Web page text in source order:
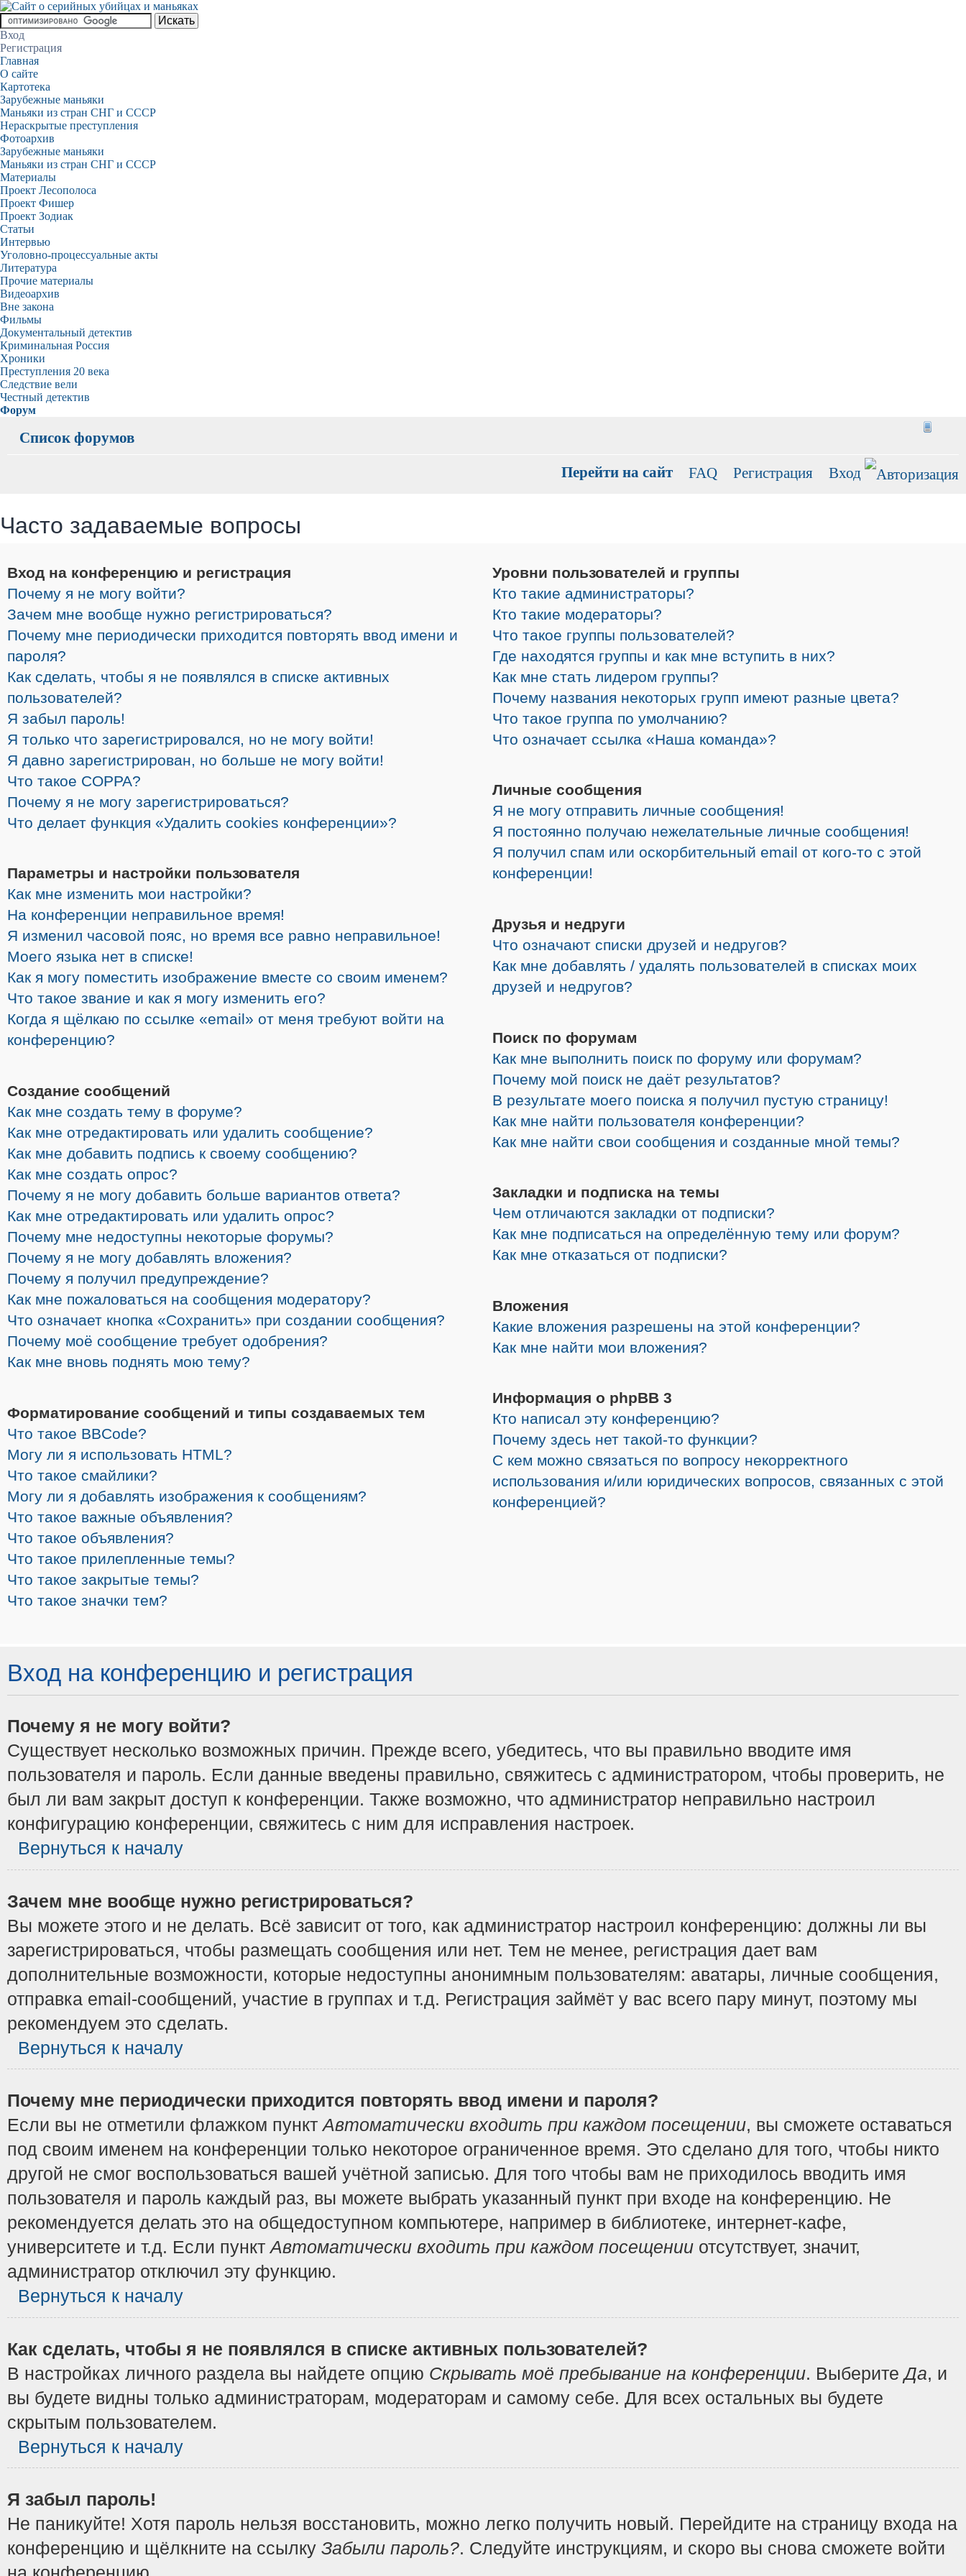
Вход
Регистрация
Главная
О сайте
Картотека
Зарубежные маньяки
Маньяки из стран СНГ и СССР
Нераскрытые преступления
Фотоархив
Зарубежные маньяки
Маньяки из стран СНГ и СССР
Материалы
Проект Лесополоса
Проект Фишер
Проект Зодиак
Статьи
Интервью
Уголовно-процессуальные акты
Литература
Прочие материалы
Видеоархив
Вне закона
Фильмы
Документальный детектив
Криминальная Россия
Хроники
Преступления 20 века
Следствие вели
Честный детектив
Форум
Список форумов
Перейти на сайт FAQ Регистрация Вход
Часто задаваемые вопросы
Вход на конференцию и регистрация
Почему я не могу войти?
Зачем мне вообще нужно регистрироваться?
Почему мне периодически приходится повторять ввод имени и
пароля?
Как сделать, чтобы я не появлялся в списке активных
пользователей?
Я забыл пароль!
Я только что зарегистрировался, но не могу войти!
Я давно зарегистрирован, но больше не могу войти!
Что такое COPPA?
Почему я не могу зарегистрироваться?
Что делает функция «Удалить cookies конференции»?
Параметры и настройки пользователя
Как мне изменить мои настройки?
На конференции неправильное время!
Я изменил часовой пояс, но время все равно неправильное!
Моего языка нет в списке!
Как я могу поместить изображение вместе со своим именем?
Что такое звание и как я могу изменить его?
Когда я щёлкаю по ссылке «email» от меня требуют войти на
конференцию?
Создание сообщений
Как мне создать тему в форуме?
Как мне отредактировать или удалить сообщение?
Как мне добавить подпись к своему сообщению?
Как мне создать опрос?
Почему я не могу добавить больше вариантов ответа?
Как мне отредактировать или удалить опрос?
Почему мне недоступны некоторые форумы?
Почему я не могу добавлять вложения?
Почему я получил предупреждение?
Как мне пожаловаться на сообщения модератору?
Что означает кнопка «Сохранить» при создании сообщения?
Почему моё сообщение требует одобрения?
Как мне вновь поднять мою тему?
Форматирование сообщений и типы создаваемых тем
Что такое BBCode?
Могу ли я использовать HTML?
Что такое смайлики?
Могу ли я добавлять изображения к сообщениям?
Что такое важные объявления?
Что такое объявления?
Что такое прилепленные темы?
Что такое закрытые темы?
Что такое значки тем?
Уровни пользователей и группы
Кто такие администраторы?
Кто такие модераторы?
Что такое группы пользователей?
Где находятся группы и как мне вступить в них?
Как мне стать лидером группы?
Почему названия некоторых групп имеют разные цвета?
Что такое группа по умолчанию?
Что означает ссылка «Наша команда»?
Личные сообщения
Я не могу отправить личные сообщения!
Я постоянно получаю нежелательные личные сообщения!
Я получил спам или оскорбительный email от кого-то с этой
конференции!
Друзья и недруги
Что означают списки друзей и недругов?
Как мне добавлять / удалять пользователей в списках моих
друзей и недругов?
Поиск по форумам
Как мне выполнить поиск по форуму или форумам?
Почему мой поиск не даёт результатов?
В результате моего поиска я получил пустую страницу!
Как мне найти пользователя конференции?
Как мне найти свои сообщения и созданные мной темы?
Закладки и подписка на темы
Чем отличаются закладки от подписки?
Как мне подписаться на определённую тему или форум?
Как мне отказаться от подписки?
Вложения
Какие вложения разрешены на этой конференции?
Как мне найти мои вложения?
Информация о phpBB 3
Кто написал эту конференцию?
Почему здесь нет такой-то функции?
С кем можно связаться по вопросу некорректного
использования и/или юридических вопросов, связанных с этой
конференцией?
Вход на конференцию и регистрация
Почему я не могу войти?
Существует несколько возможных причин. Прежде всего, убедитесь, что вы правильно вводите имя
пользователя и пароль. Если данные введены правильно, свяжитесь с администратором, чтобы проверить, не
был ли вам закрыт доступ к конференции. Также возможно, что администратор неправильно настроил
конфигурацию конференции, свяжитесь с ним для исправления настроек.
Вернуться к началу
Зачем мне вообще нужно регистрироваться?
Вы можете этого и не делать. Всё зависит от того, как администратор настроил конференцию: должны ли вы
зарегистрироваться, чтобы размещать сообщения или нет. Тем не менее, регистрация дает вам
дополнительные возможности, которые недоступны анонимным пользователям: аватары, личные сообщения,
отправка email-сообщений, участие в группах и т.д. Регистрация займёт у вас всего пару минут, поэтому мы
рекомендуем это сделать.
Вернуться к началу
Почему мне периодически приходится повторять ввод имени и пароля?
Если вы не отметили флажком пунктАвтоматически входить при каждом посещении, вы сможете оставаться
под своим именем на конференции только некоторое ограниченное время. Это сделано для того, чтобы никто
другой не смог воспользоваться вашей учётной записью. Для того чтобы вам не приходилось вводить имя
пользователя и пароль каждый раз, вы можете выбрать указанный пункт при входе на конференцию. Не
рекомендуется делать это на общедоступном компьютере, например в библиотеке, интернет-кафе,
университете и т.д. Если пунктАвтоматически входить при каждом посещении отсутствует, значит,
администратор отключил эту функцию.
Вернуться к началу
Как сделать, чтобы я не появлялся в списке активных пользователей?
В настройках личного раздела вы найдете опцию Скрывать моё пребывание на конференции. ВыберитеДа, и
вы будете видны только администраторам, модераторам и самому себе. Для всех остальных вы будете
скрытым пользователем.
Вернуться к началу
Я забыл пароль!
Не паникуйте! Хотя пароль нельзя восстановить, можно легко получить новый. Перейдите на страницу входа на
конференцию и щёлкните на ссылку Забыли пароль?. Следуйте инструкциям, и скоро вы снова сможете войти